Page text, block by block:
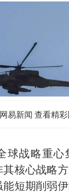
易新闻 查看精
球战略重心
核心战略
短期削弱